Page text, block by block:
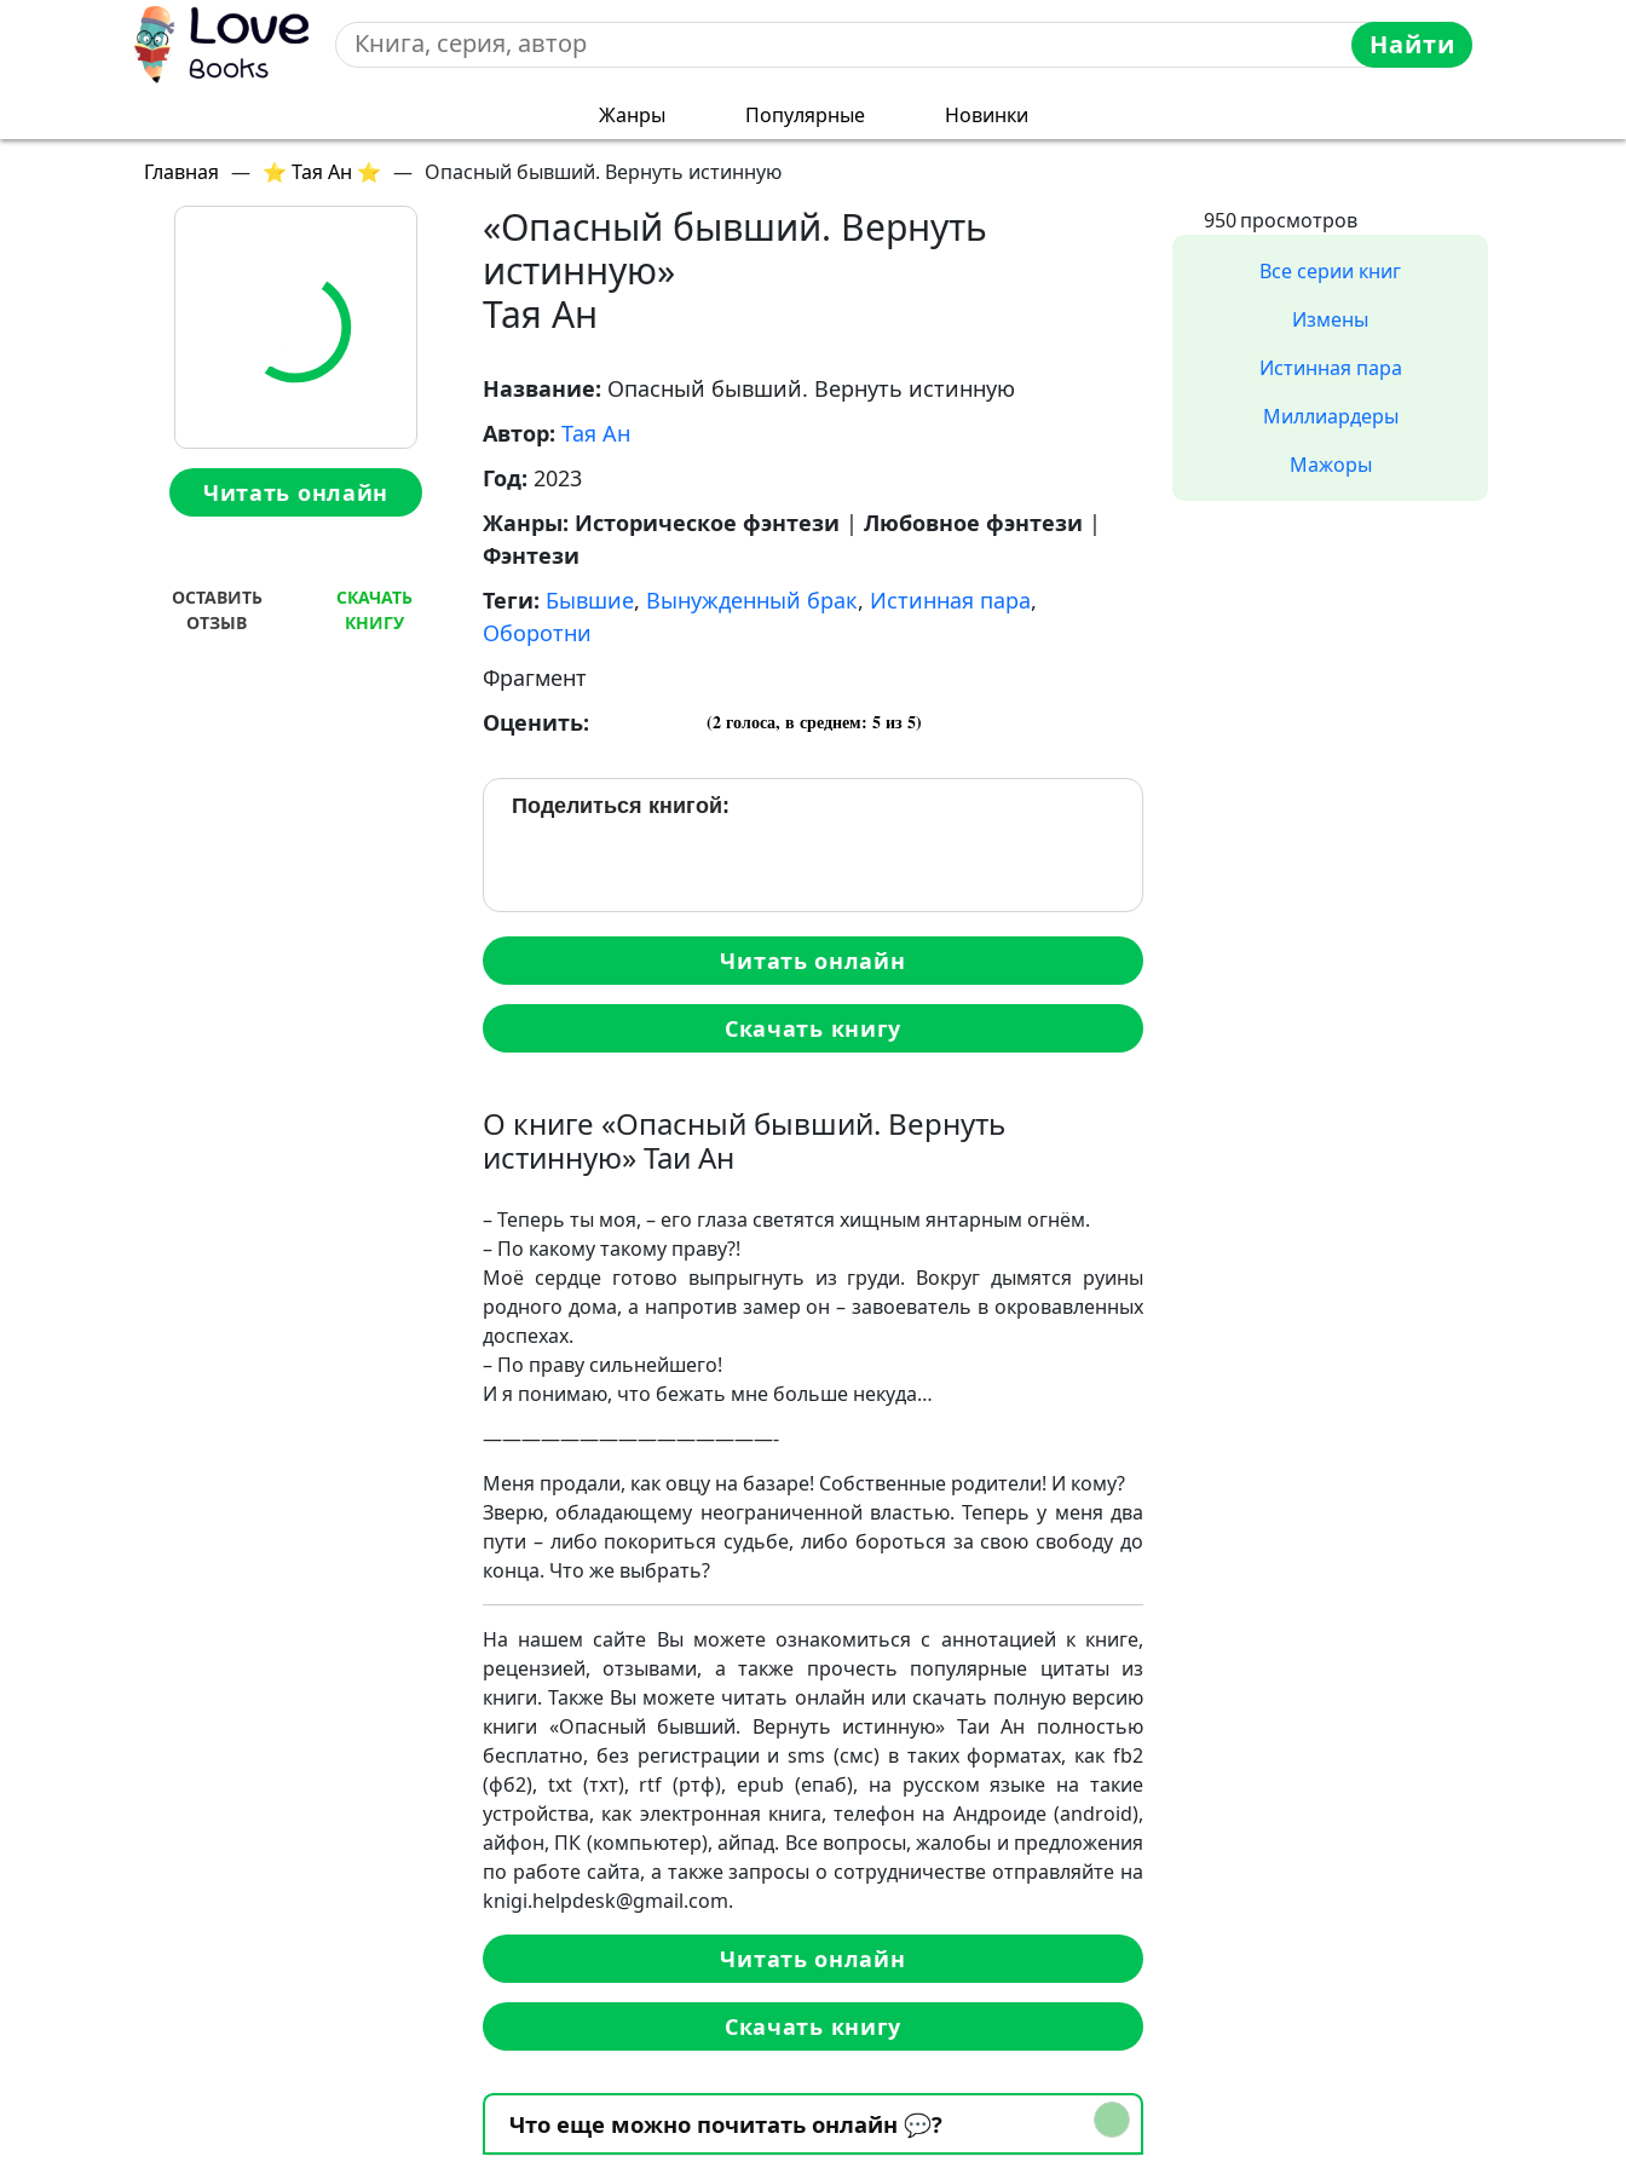
Найти
Жанры Популярные Новинки
Главная — ⭐ Тая Ан ⭐ — Опасный бывший. Вернуть истинную
Читать онлайн
ОСТАВИТЬ
ОТЗЫВ
СКАЧАТЬ
КНИГУ
«Опасный бывший. Вернуть
истинную»
Тая Ан
Название: Опасный бывший. Вернуть истинную
Автор: Тая Ан
Год: 2023
Жанры: Историческое фэнтези | Любовное фэнтези |
Фэнтези
Теги: Бывшие, Вынужденный брак, Истинная пара,
Оборотни
Фрагмент
Оценить:
(2голоса, в среднем: 5из 5)
Поделиться книгой:
Читать онлайн
Скачать книгу
О книге «Опасный бывший. Вернуть
истинную» Таи Ан
– Теперь ты моя, – его глаза светятся хищным янтарным огнём.
– По какому такому праву?!
Моё сердце готово выпрыгнуть из груди. Вокруг дымятся руины
родного дома, а напротив замер он – завоеватель в окровавленных
доспехах.
– По праву сильнейшего!
И я понимаю, что бежать мне больше некуда…
———————————————-
Меня продали, как овцу на базаре! Собственные родители! И кому?
Зверю, обладающему неограниченной властью. Теперь у меня два
пути – либо покориться судьбе, либо бороться за свою свободу до
конца. Что же выбрать?
На нашем сайте Вы можете ознакомиться с аннотацией к книге,
рецензией, отзывами, а также прочесть популярные цитаты из
книги. Также Вы можете читать онлайн или скачать полную версию
книги «Опасный бывший. Вернуть истинную» Таи Ан полностью
бесплатно, без регистрации и sms (смс) в таких форматах, как fb2
(фб2), txt (тхт), rtf (ртф), epub (епаб), на русском языке на такие
устройства, как электронная книга, телефон на Андроиде (android),
айфон, ПК (компьютер), айпад. Все вопросы, жалобы и предложения
по работе сайта, а также запросы о сотрудничестве отправляйте на
knigi.helpdesk@gmail.com.
Читать онлайн
Скачать книгу
Что еще можно почитать онлайн 💬?
950просмотров
Все серии книг
Измены
Истинная пара
Миллиардеры
Мажоры